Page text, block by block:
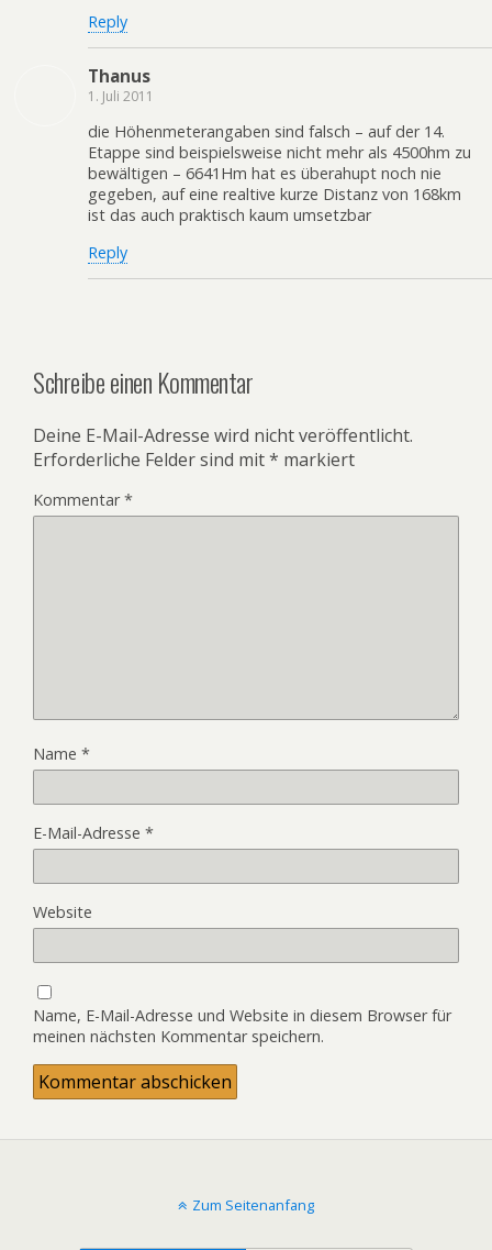
Reply
Thanus
1. Juli 2011
die Höhenmeterangaben sind falsch – auf der 14.
Etappe sind beispielsweise nicht mehr als 4500hm zu
bewältigen – 6641Hm hat es überahupt noch nie
gegeben, auf eine realtive kurze Distanz von 168km
ist das auch praktisch kaum umsetzbar
Reply
Schreibe einen Kommentar
Deine E-Mail-Adresse wird nicht veröffentlicht.
Erforderliche Felder sind mit* markiert
Kommentar*
Name *
E-Mail-Adresse *
Website
Name, E-Mail-Adresse und Website in diesem Browser für
meinen nächsten Kommentar speichern.
Zum Seitenanfang